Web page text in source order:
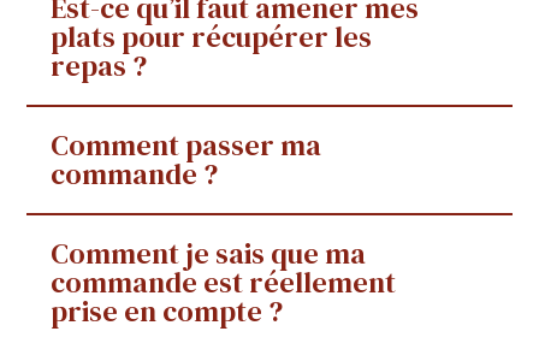
plats pour récupérer les
repas ?
Comment passer ma
commande ?
Comment je sais que ma
commande est réellement
prise en compte ?